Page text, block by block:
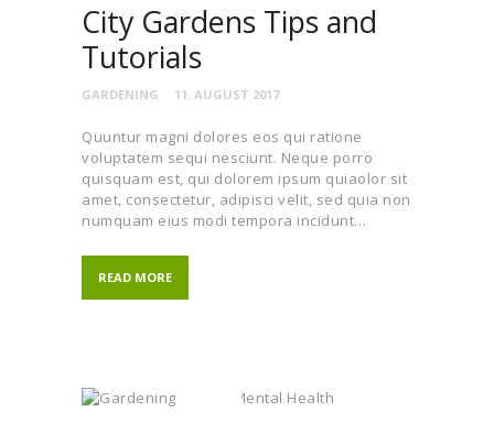
City Gardens Tips and
Tutorials
GARDENING 11. AUGUST 2017
Quuntur magni dolores eos qui ratione
voluptatem sequi nesciunt. Neque porro
quisquam est, qui dolorem ipsum quiaolor sit
amet, consectetur, adipisci velit, sed quia non
numquam eius modi tempora incidunt…
READ MORE